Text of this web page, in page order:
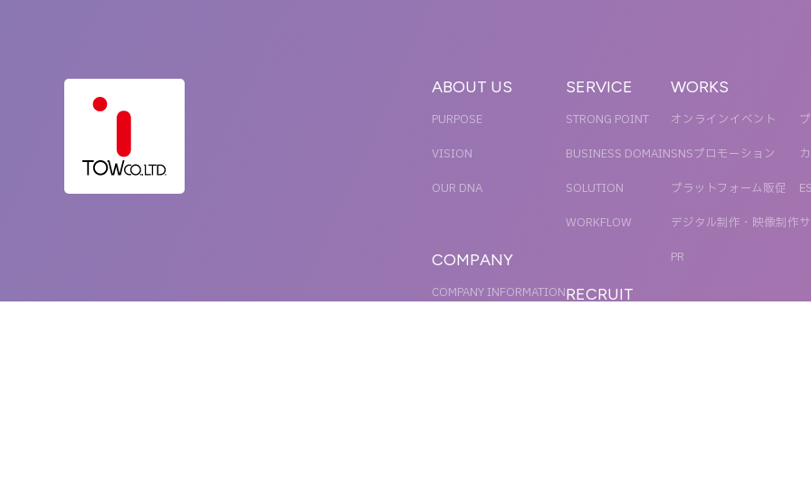
ABOUT US
PURPOSE
VISION
OUR DNA
COMPANY
COMPANY INFORMATION
SERVICE
STRONG POINT
BUSINESS DOMAIN
SOLUTION
WORKFLOW
RECRUIT
WORKS
オンラインイベント
SNSプロモーション
プラットフォーム販促
デジタル制作・映像制作
PR